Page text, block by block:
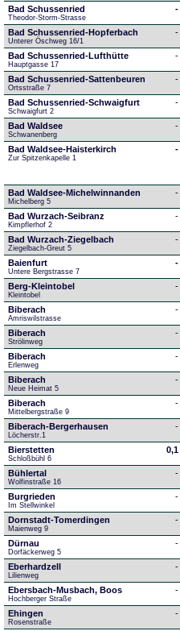
Bad Schussenried
Theodor-Storm-Strasse
-
Bad Schussenried-Hopferbach
Unterer Öschweg 16/1
-
Bad Schussenried-Lufthütte
Hauptgasse 17
-
Bad Schussenried-Sattenbeuren
Ortsstraße 7
-
Bad Schussenried-Schwaigfurt
Schwaigfurt 2
-
Bad Waldsee
Schwanenberg
-
Bad Waldsee-Haisterkirch
Zur Spitzenkapelle 1
-
Bad Waldsee-Michelwinnanden
Michelberg 5
-
Bad Wurzach-Seibranz
Kimpflerhof 2
-
Bad Wurzach-Ziegelbach
Ziegelbach-Greut 5
-
Baienfurt
Untere Bergstrasse 7
-
Berg-Kleintobel
Kleintobel
-
Biberach
Amriswilstrasse
-
Biberach
Strölinweg
-
Biberach
Erlenweg
-
Biberach
Neue Heimat 5
-
Biberach
Mittelbergstraße 9
-
Biberach-Bergerhausen
Löcherstr.1
-
Bierstetten
Schloßbühl 6
0,1
Bühlertal
Wolfinstraße 16
-
Burgrieden
Im Stellwinkel
-
Dornstadt-Tomerdingen
Maienweg 9
-
Dürnau
Dorfäckerweg 5
-
Eberhardzell
Lilienweg
-
Ebersbach-Musbach, Boos
Hochberger Straße
-
Ehingen
Rosenstraße
-